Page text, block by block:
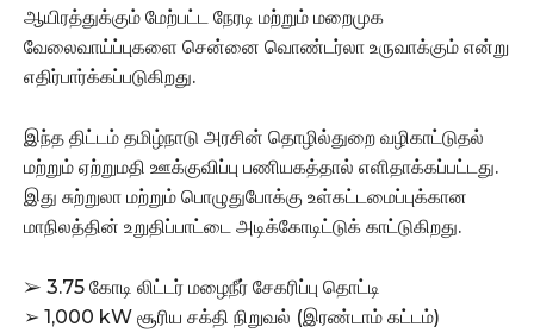
ஆயிரத்துக்கும் மேற்பட்ட நேரடி மற்றும் மறைமுக
வேலைவாய்ப்புகளை சென்னை வொண்டர்லா உருவாக்கும் என்று
எதிர்பார்க்கப்படுகிறது.
இந்த திட்டம் தமிழ்நாடு அரசின் தொழில்துறை வழிகாட்டுதல்
மற்றும் ஏற்றுமதி ஊக்குவிப்பு பணியகத்தால் எளிதாக்கப்பட்டது.
இது சுற்றுலா மற்றும் பொழுதுபோக்கு உள்கட்டமைப்புக்கான
மாநிலத்தின் உறுதிப்பாட்டை அடிக்கோடிட்டுக் காட்டுகிறது.
➢ 3.75 கோடி லிட்டர் மழைநீர் சேகரிப்பு தொட்டி
➢ 1,000 kW சூரிய சக்தி நிறுவல் (இரண்டாம் கட்டம்)